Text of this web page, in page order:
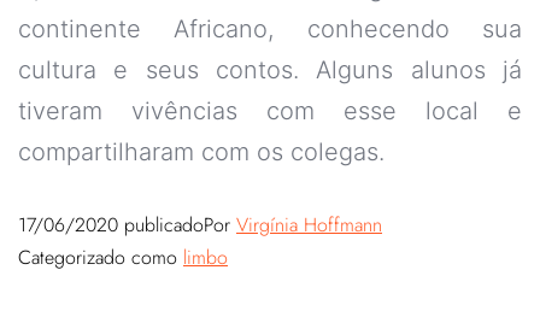
continente Africano, conhecendo sua
cultura e seus contos. Alguns alunos já
tiveram vivências com esse local e
compartilharam com os colegas.
17/06/2020 publicadoPor Virgínia Hoffmann
Categorizado como limbo